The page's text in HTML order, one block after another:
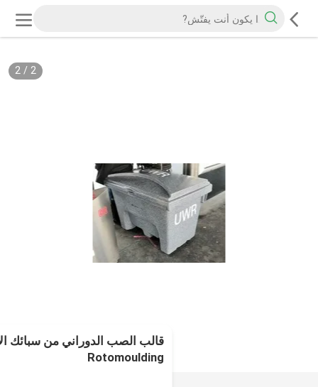
2
/
2
قالب الصب الدوراني من سبائك
Rotomoulding